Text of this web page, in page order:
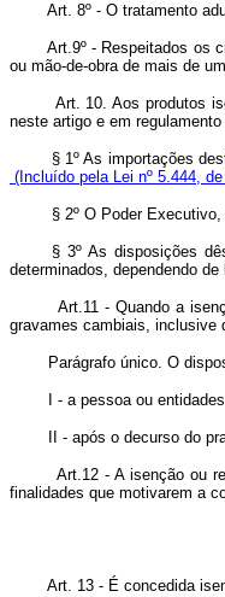
Art. 8º - O tratamento
Art.9º - Respeitados os
ou mão-de-obra de mais de
Art. 10. Aos produtos
neste artigo e em
§ 1º As importações
(Incluído pela Lei nº 5.444,
§ 2º O Poder
§ 3º As disposições
determinados,
Art.11 - Quando a isenção
gravames cambiais,
Parágrafo único. O
I - a pessoa ou entidades
II - após o decurso do
Art.12 - A isenção ou
finalidades que motivarem a
Art. 13 - É concedida